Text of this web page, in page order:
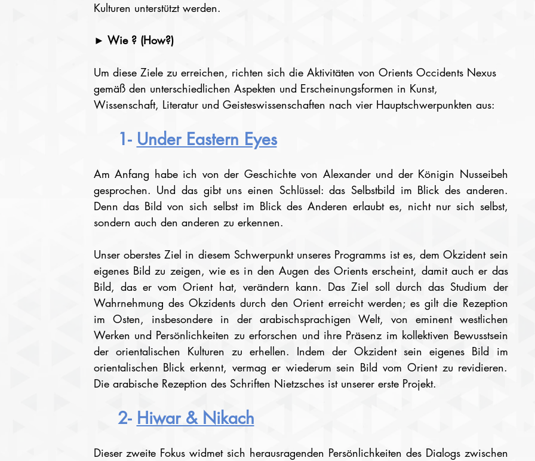
Kulturen unterstützt werden.
► Wie ? (How?)
Um diese Ziele zu erreichen, richten sich die Aktivitäten von Orients Occidents Nexus
gemäß den unterschiedlichen Aspekten und Erscheinungsformen in Kunst,
Wissenschaft, Literatur und Geisteswissenschaften nach vier Hauptschwerpunkten aus:
1- Under Eastern Eyes
Am Anfang habe ich von der Geschichte von Alexander und der Königin Nusseibeh
gesprochen. Und das gibt uns einen Schlüssel: das Selbstbild im Blick des anderen.
Denn das Bild von sich selbst im Blick des Anderen erlaubt es, nicht nur sich selbst,
sondern auch den anderen zu erkennen.
Unser oberstes Ziel in diesem Schwerpunkt unseres Programms ist es, dem Okzident sein
eigenes Bild zu zeigen, wie es in den Augen des Orients erscheint, damit auch er das
Bild, das er vom Orient hat, verändern kann. Das Ziel soll durch das Studium der
Wahrnehmung des Okzidents durch den Orient erreicht werden; es gilt die Rezeption
im Osten, insbesondere in der arabischsprachigen Welt, von eminent westlichen
Werken und Persönlichkeiten zu erforschen und ihre Präsenz im kollektiven Bewusstsein
der orientalischen Kulturen zu erhellen. Indem der Okzident sein eigenes Bild im
orientalischen Blick erkennt, vermag er wiederum sein Bild vom Orient zu revidieren.
Die arabische Rezeption des Schriften Nietzsches ist unserer erste Projekt.
2- Hiwar & Nikach
Dieser zweite Fokus widmet sich herausragenden Persönlichkeiten des Dialogs zwischen